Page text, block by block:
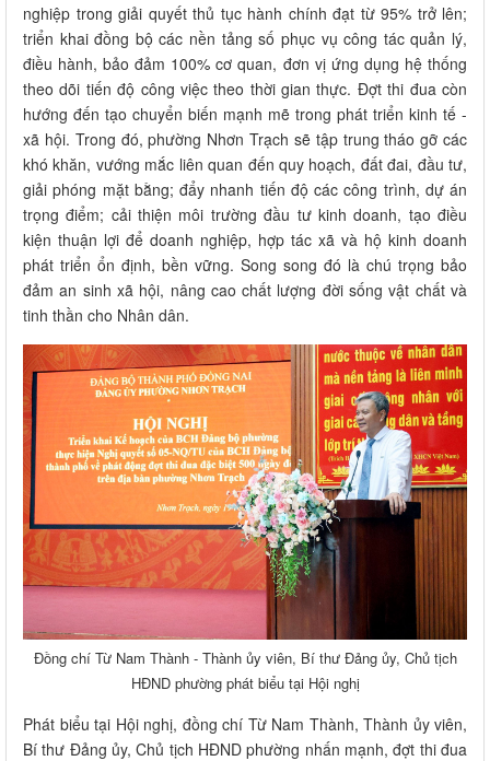
nghiệp trong giải quyết thủ tục hành chính đạt từ 95% trở lên;
triển khai đồng bộ các nền tảng số phục vụ công tác quản lý,
điều hành, bảo đảm 100% cơ quan, đơn vị ứng dụng hệ thống
theo dõi tiến độ công việc theo thời gian thực. Đợt thi đua còn
hướng đến tạo chuyển biến mạnh mẽ trong phát triển kinh tế -
xã hội. Trong đó, phường Nhơn Trạch sẽ tập trung tháo gỡ các
khó khăn, vướng mắc liên quan đến quy hoạch, đất đai, đầu tư,
giải phóng mặt bằng; đẩy nhanh tiến độ các công trình, dự án
trọng điểm; cải thiện môi trường đầu tư kinh doanh, tạo điều
kiện thuận lợi để doanh nghiệp, hợp tác xã và hộ kinh doanh
phát triển ổn định, bền vững. Song song đó là chú trọng bảo
đảm an sinh xã hội, nâng cao chất lượng đời sống vật chất và
tinh thần cho Nhân dân.
Đồng chí Từ Nam Thành - Thành ủy viên, Bí thư Đảng ủy, Chủ tịch
HĐND phường phát biểu tại Hội nghị
Phát biểu tại Hội nghị, đồng chí Từ Nam Thành, Thành ủy viên,
Bí thư Đảng ủy, Chủ tịch HĐND phường nhấn mạnh, đợt thi đua